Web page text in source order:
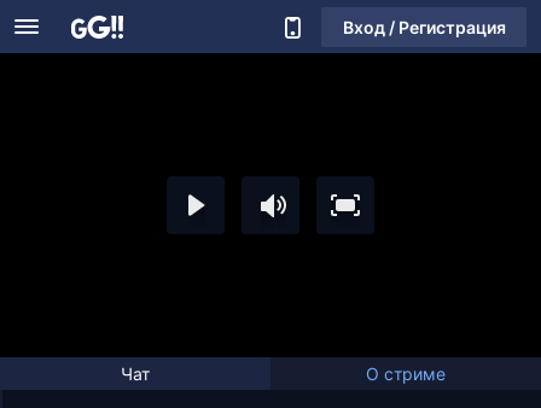
Вход / Регистрация
Чат О стриме